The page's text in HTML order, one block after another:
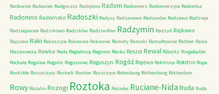
Racławice Radawiec Radgoszcz Radojewo Radom Radomierz Radomierzyce Radomka
Radomno Radomsko Radoszki Radysy Radzanowo Radzanów Radzewo Radzieje
Radziejowice Radzikowo Radzików Radziwiłów Radzymin Radzyń Rajkowo
Rajszew Raki Rakoszyce Rakowice Rakowiec Ramoty Ramuki Ramułtowice Rathen Rawa
Mazowiecka Rawka Reda Regielnica Regimin Resko Reszel Rewal Ribnitz Ringebalde
Rochale Rogalice Rogalin Rogoziniec Roguszyn Rogóż Rojewo Rokitnica Rokitno Ropa
Roskilde Rossoszyca Rostock Rostow Roszczyce Rotenburg Rothenburg Rotterdam
Rowy Rozalin Rozogi Roztoka Rożnów Ruciane-NidaRuda Ruda